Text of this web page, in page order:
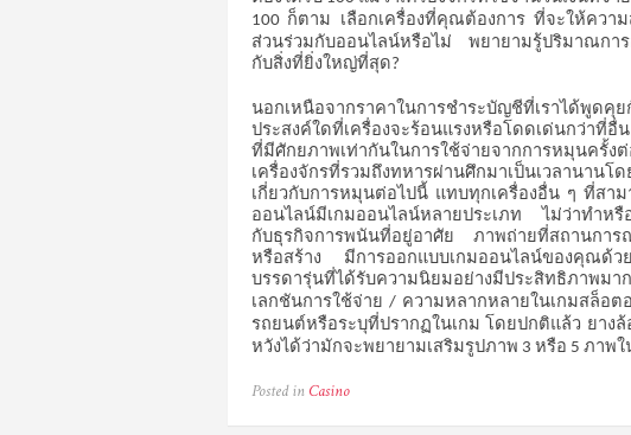
100 ก็ตาม เลือกเครื่องที่คุณต้องการ ที่จะให้ความ
ส่วนร่วมกับออนไลน์หรือไม่
พยายามรู้ปริมาณการ
กับสิ่งที่ยิ่งใหญ่ที่สุด?
นอกเหนือจากราคาในการชำระบัญชีที่เราได้พูดคุ
ประสงค์ใดที่เครื่องจะร้อนแรงหรือโดดเด่นกว่าที่อื่น
ที่มีศักยภาพเท่ากันในการใช้จ่ายจากการหมุนครั้งต่
เครื่องจักรที่รวมถึงทหารผ่านศึกมาเป็นเวลานาน
เกี่ยวกับการหมุนต่อไปนี้ แทบทุกเครื่องอื่น ๆ ที่สาม
ออนไลน์มีเกมออนไลน์หลายประเภท
ไม่ว่าทำหรื
กับธุรกิจการพนันที่อยู่อาศัย
ภาพถ่ายที่สถานกา
หรือสร้าง
มีการออกแบบเกมออนไลน์ของคุณด้ว
บรรดารุ่นที่ได้รับความนิยมอย่างมีประสิทธิภาพมา
เลกชันการใช้จ่าย / ความหลากหลายในเกมสล็อต
รถยนต์หรือระบุที่ปรากฏในเกม โดยปกติแล้ว ยางล้
หวังได้ว่ามักจะพยายามเสริมรูปภาพ 3 หรือ 5 ภาพใ
Posted in Casino